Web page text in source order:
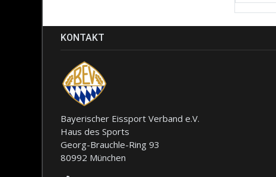
KONTAKT
Bayerischer Eissport Verband e.V.
Haus des Sports
Georg-Brauchle-Ring 93
80992 München